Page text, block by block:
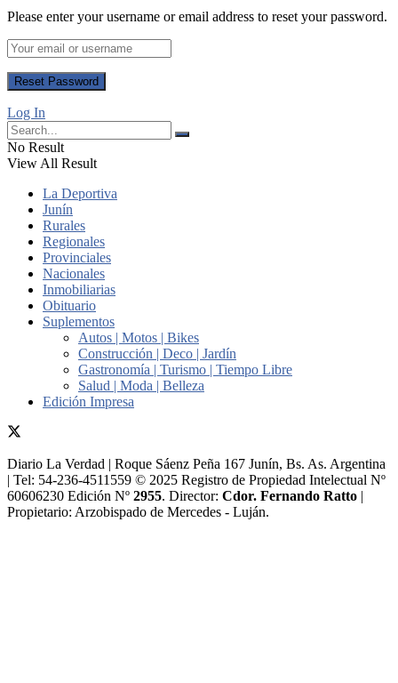
Please enter your username or email address to reset your password.
Log In
No Result
View All Result
La Deportiva
Junín
Rurales
Regionales
Provinciales
Nacionales
Inmobiliarias
Obituario
Suplementos
Autos | Motos | Bikes
Construcción | Deco | Jardín
Gastronomía | Turismo | Tiempo Libre
Salud | Moda | Belleza
Edición Impresa
Diario La Verdad | Roque Sáenz Peña 167 Junín, Bs. As. Argentina
| Tel: 54-236-4511559 © 2025 Registro de Propiedad Intelectual Nº
60606230 Edición Nº 2955. Director:​ Cdor. Fernando Ratto |
Propietario:​ Arzobispado de Mercedes - Luján.